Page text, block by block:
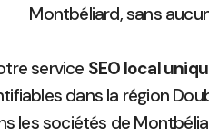
Montbéliard, sans
service SEO local
dans la région
les sociétés de